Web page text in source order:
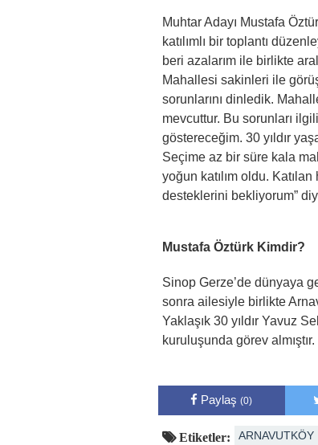
Muhtar Adayı Mustafa
katılımlı bir toplantı
beri azalarım ile birlikte
Mahallesi sakinleri ile
sorunlarını dinledik.
mevcuttur. Bu sorunları
göstereceğim. 30 yıldır
Seçime az bir süre kala
yoğun katılım oldu.
desteklerini bekliyorum”
Mustafa Öztürk Kimdir?
Sinop Gerze’de dünyaya
sonra ailesiyle birlikte
Yaklaşık 30 yıldır Yavuz
kuruluşunda görev
Paylaş(0)
Etiketler: ARNAVUTKÖY